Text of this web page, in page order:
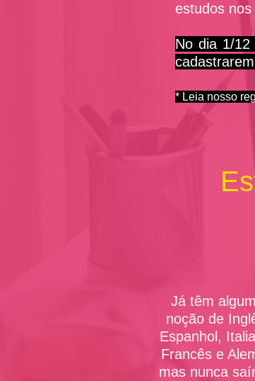
estudos
No dia 1/
* Leia nosso
Já têm
noção de
Espanhol,
Francês e
mas nunca